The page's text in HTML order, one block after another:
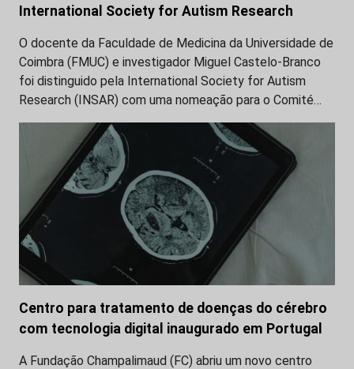
International Society for Autism Research
O docente da Faculdade de Medicina da Universidade de
Coimbra (FMUC) e investigador Miguel Castelo-Branco
foi distinguido pela International Society for Autism
Research (INSAR) com uma nomeação para o Comité…
Centro para tratamento de doenças do cérebro
com tecnologia digital inaugurado em Portugal
A Fundação Champalimaud (FC) abriu um novo centro